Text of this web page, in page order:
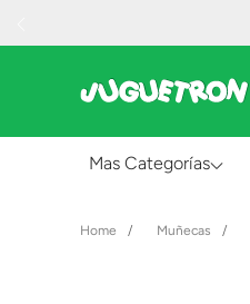
Mas Categorías
Muñecas